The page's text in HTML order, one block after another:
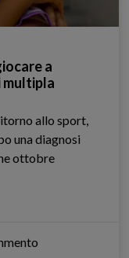
a
multipla
allo sport,
una diagnosi
ottobre